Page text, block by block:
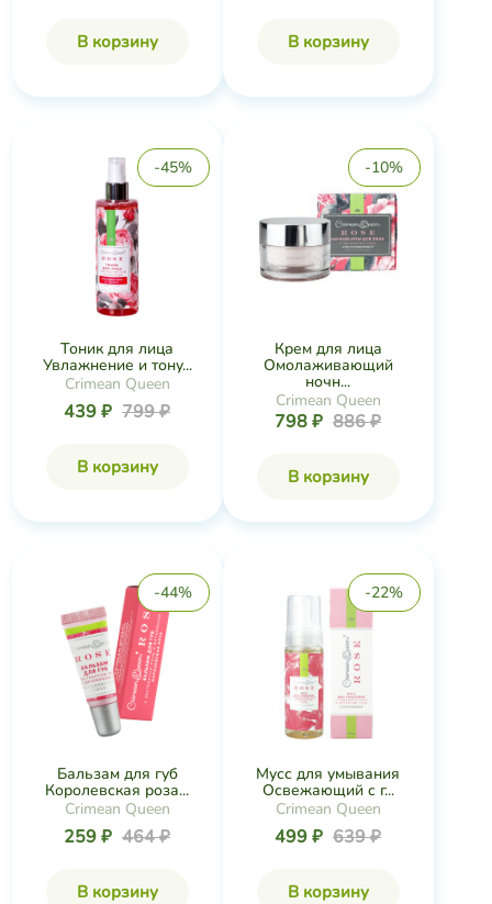
В корзину В корзину
-45%
Тоник для лица
Увлажнение и тону...
Crimean Queen
439 ₽ 799 ₽
В корзину
-10%
Крем для лица
Омолаживающий
ночн...
Crimean Queen
798 ₽ 886 ₽
В корзину
-44%
Бальзам для губ
Королевская роза...
Crimean Queen
259 ₽ 464 ₽
В корзину
-22%
Мусс для умывания
Освежающий с г...
Crimean Queen
499 ₽ 639 ₽
В корзину